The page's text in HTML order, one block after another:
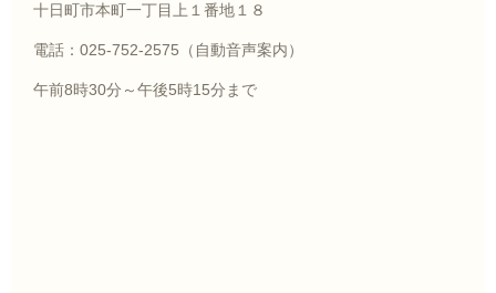
十日町市本町一丁目上１番地１８
電話：025-752-2575（自動音声案内）
午前8時30分～午後5時15分まで